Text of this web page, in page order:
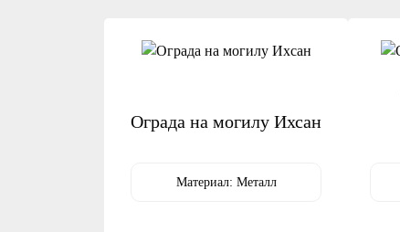
Ограда на могилу Ихсан
Материал: Металл